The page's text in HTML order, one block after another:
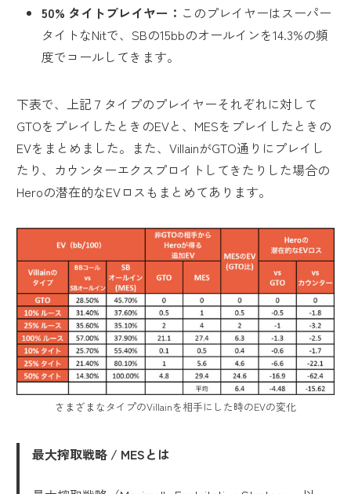
50% タイトプレイヤー： このプレイヤーはスーパー
タイトなNitで、SBの15bbのオールインを14.3%の頻
度でコールしてきます。
下表で、上記７タイプのプレイヤーそれぞれに対して
GTOをプレイしたときのEVと、MESをプレイしたときの
EVをまとめました。また、VillainがGTO通りにプレイし
たり、カウンターエクスプロイトしてきたりした場合の
Heroの潜在的なEVロスもまとめてあります。
さまざまなタイプのVillainを相手にした時のEVの変化
最大搾取戦略 / MESとは